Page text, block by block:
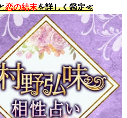
恋の結末を詳しく鑑定≪